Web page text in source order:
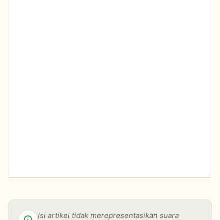
Isi artikel tidak merepresentasikan suara